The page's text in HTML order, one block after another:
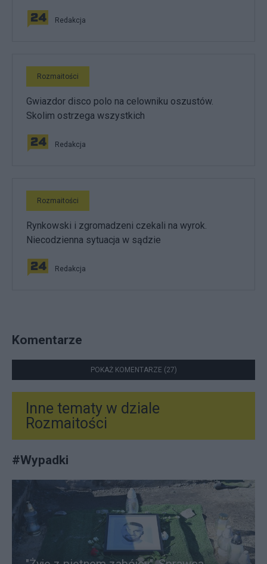
Redakcja
Rozmaitości
Gwiazdor disco polo na celowniku oszustów.
Skolim ostrzega wszystkich
Redakcja
Rozmaitości
Rynkowski i zgromadzeni czekali na wyrok.
Niecodzienna sytuacja w sądzie
Redakcja
Komentarze
POKAŻ KOMENTARZE (27)
Inne tematy w dziale
Rozmaitości
#Wypadki